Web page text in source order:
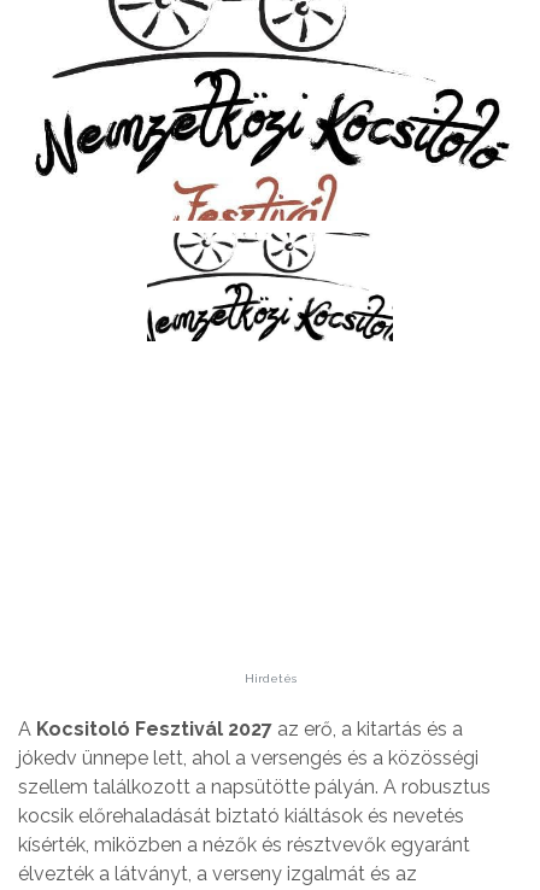
Hirdetés
A Kocsitoló Fesztivál 2027 az erő, a kitartás és a
jókedv ünnepe lett, ahol a versengés és a közösségi
szellem találkozott a napsütötte pályán. A robusztus
kocsik előrehaladását biztató kiáltások és nevetés
kísérték, miközben a nézők és résztvevők egyaránt
élvezték a látványt, a verseny izgalmát és az